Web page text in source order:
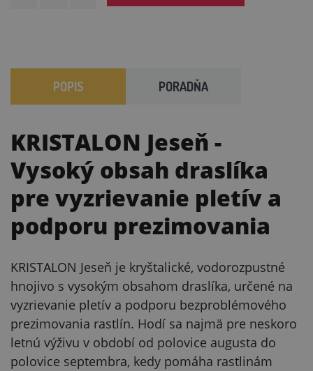
POPIS PORADŇA
KRISTALON Jeseň -
Vysoký obsah draslíka
pre vyzrievanie pletív a
podporu prezimovania
KRISTALON Jeseň je kryštalické, vodorozpustné
hnojivo s vysokým obsahom draslíka, určené na
vyzrievanie pletív a podporu bezproblémového
prezimovania rastlín. Hodí sa najmä pre neskoro
letnú výživu v období od polovice augusta do
polovice septembra, kedy pomáha rastlinám